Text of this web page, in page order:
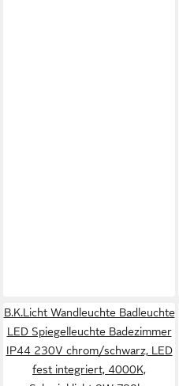
B.K.Licht Wandleuchte Badleuchte
LED Spiegelleuchte Badezimmer
IP44 230V chrom/schwarz, LED
fest integriert, 4000K,